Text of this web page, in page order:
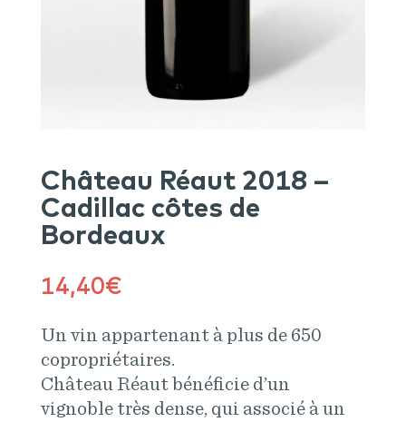
Château Réaut 2018 –
Cadillac côtes de
Bordeaux
14,40€
Un vin appartenant à plus de 650
copropriétaires.
Château Réaut bénéficie d’un
vignoble très dense, qui associé à un